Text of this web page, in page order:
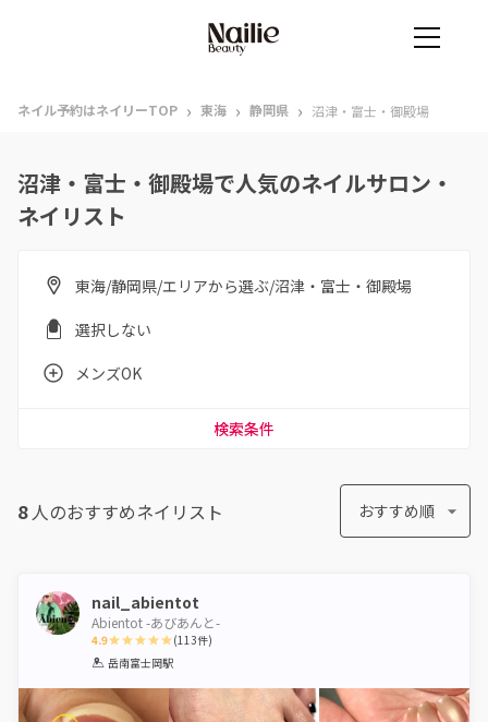
ネイル予約はネイリーTOP › 東海 › 静岡県 › 沼津・富士・御殿場
沼津・富士・御殿場で人気のネイルサロン・
ネイリスト
東海/静岡県/エリアから選ぶ/沼津・富士・御殿場
選択しない
メンズOK
検索条件
8人のおすすめネイリスト おすすめ順
nail_abientot
Abientot -あびあんと-
4.9
1 2 3 4 5
(113件)
岳南富士岡駅